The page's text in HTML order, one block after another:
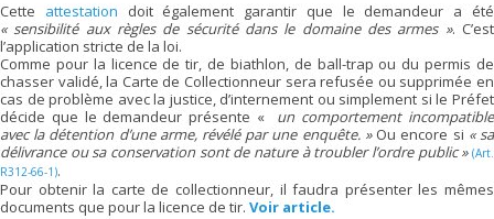
Cette attestation doit également garantir que le demandeur a été
« sensibilité aux règles de sécurité dans le domaine des armes ». C’est
l’application stricte de la loi.
Comme pour la licence de tir, de biathlon, de ball-trap ou du permis de
chasser validé, la Carte de Collectionneur sera refusée ou supprimée en
cas de problème avec la justice, d’internement ou simplement si le Préfet
décide que le demandeur présente «
un comportement incompatible
avec la détention d’une arme, révélé par une enquête. » Ou encore si « sa
délivrance ou sa conservation sont de nature à troubler l’ordre public » (Art.
R312-66-1).
Pour obtenir la carte de collectionneur, il faudra présenter les mêmes
documents que pour la licence de tir. Voir article.